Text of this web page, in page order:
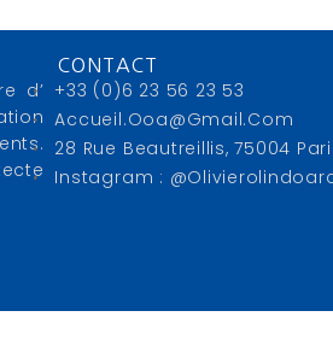
d’
CONTACT
+33 (0)6 23 56 23 53
Accueil.ooa@gmail.com
28 Rue Beautreillis, 75004
Instagram :